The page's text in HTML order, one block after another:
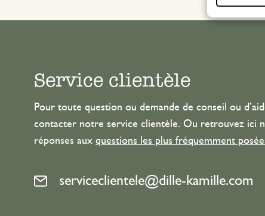
Service clientèle
Pour toute question ou demande de conseil ou
contacter notre service clientèle. Ou retrouvez ici
réponses aux questions les plus fréquemment
serviceclientele@dille-kamille.com